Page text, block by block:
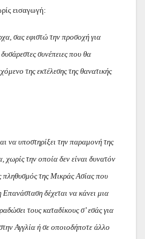
εισαγωγή:
σας εφιστώ την προσοχή για
συνέπειες που θα
της εκτέλεσης της θανατικής
να υποστηρίξει την παραμονή της
χωρίς την οποία δεν είναι δυνατόν
πληθυσμός της Μικράς Ασίας που
Επανάσταση δέχεται να κάνει μια
τους καταδίκους σ’ εσάς για
Αγγλία ή σε οποιοδήποτε άλλο